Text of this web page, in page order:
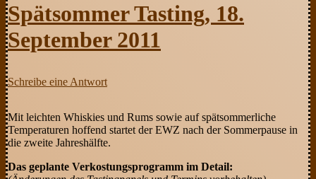
Spätsommer Tasting, 18.
September 2011
Schreibe eine Antwort
Mit leichten Whiskies und Rums sowie auf spätsommerliche
Temperaturen hoffend startet der EWZ nach der Sommerpause in
die zweite Jahreshälfte.
Das geplante Verkostungsprogramm im Detail: